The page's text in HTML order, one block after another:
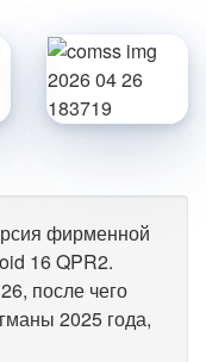
фирменной
16 QPR2.
после чего
2025 года,